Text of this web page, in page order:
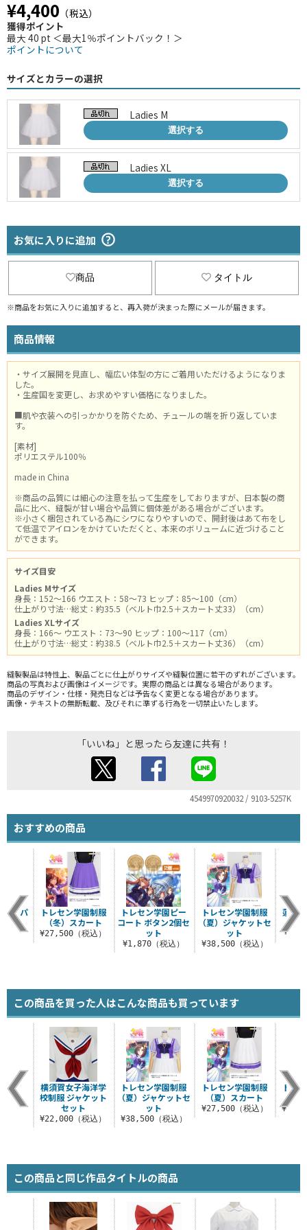
¥4,400 （税込）
獲得ポイント
最大 40 pt ＜最大1％ポイントバック！＞
ポイントについて
サイズとカラーの選択
Ladies M
選択する
Ladies XL
選択する
お気に入りに追加
商品 タイトル
※商品をお気に入りに追加すると、再入荷が決まった際にメールが届きます。
商品情報
・サイズ展開を見直し、幅広い体型の方にご着用いただけるようになりま
した。
・生産国を変更し、お求めやすい価格になりました。
■肌や衣装への引っかかりを防ぐため、チュールの端を折り返していま
す。
[素材]
ポリエステル100％
made in China
※商品の品質には細心の注意を払って生産をしておりますが、日本製の商
品に比べ、縫製が甘い場合や品質に個体差がある場合がございます。
※小さく梱包されている為にシワになりやすいので、開封後はあて布をし
て低温でアイロンをかけていただくと、本来のボリュームに近づけること
ができます。
サイズ目安
Ladies Mサイズ
身長：152～166 ウエスト：58～73 ヒップ：85～100（cm）
仕上がり寸法…総丈：約35.5（ベルト巾2.5＋スカート丈33）（cm）
Ladies XLサイズ
身長：166～ ウエスト：73～90 ヒップ：100～117（cm）
仕上がり寸法…総丈：約38.5（ベルト巾2.5＋スカート丈36）（cm）
縫製製品は特性上、製品ごとに仕上がりサイズや縫製位置に若干のずれがございます。
商品の写真および画像はイメージです。実際の商品とは異なる場合があります。
商品のデザイン・仕様・発売日などは予告なく変更となる場合があります。
画像・テキストの無断転載、及びそれに準ずる行為を一切禁止いたします。
「いいね」と思ったら友達に共有！
4549970920032 / 9103-5257K
おすすめの商品
トレセン学園ピー
コート ボタン2個セ
ット
¥1,870（税込）
トレセン学園制服
（夏）ジャケットセ
ット
¥38,500（税込）
蓮ノ
ートパ
込）
トレセン学園制服
（冬）スカート
¥27,500（税込）
この商品を買った人はこんな商品も買っています
トレセン学園制服
（夏）ジャケットセ
ット
¥38,500（税込）
トレセン学園制服
（夏）スカート
¥27,500（税込）
トレ
（冬
ルマ
込）
横須賀女子海洋学
校制服 ジャケット
セット
¥22,000（税込）
この商品と同じ作品タイトルの商品